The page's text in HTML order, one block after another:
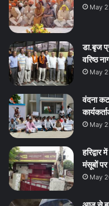
May
डा.बृज
वरिष्ठ
May
वंदना
May
मंसूबों पर
May